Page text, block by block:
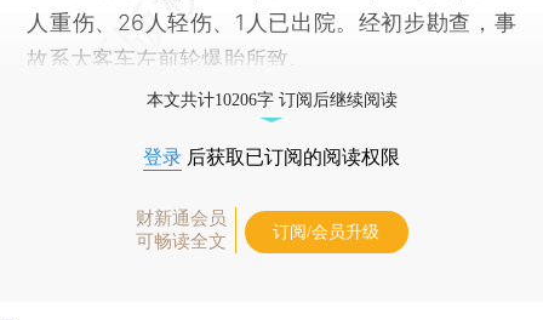
人重伤、26人轻伤、1人已出院。经初步勘查，事
故系大客车左前轮爆胎所致。
本文共计10206字 订阅后继续阅读
登录 后获取已订阅的阅读权限
财新通会员
可畅读全文
订阅/会员升级